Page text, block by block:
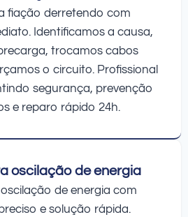
fiação derretendo com
Identificamos a causa,
trocamos cabos
o circuito. Profissional
segurança, prevenção
e reparo rápido 24h.
oscilação de energia
de energia com
e solução rápida.